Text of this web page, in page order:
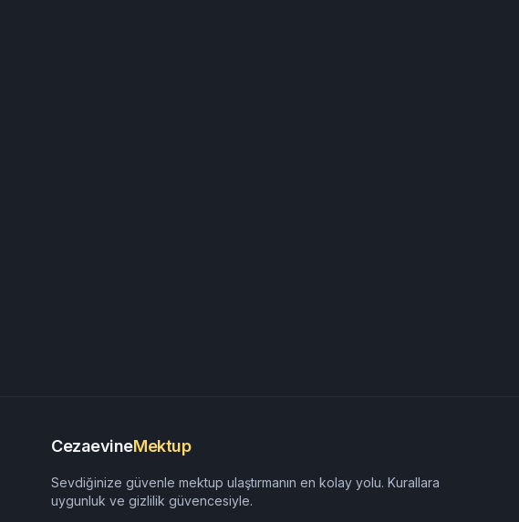
CezaevineMektup
Sevdiğinize güvenle mektup ulaştırmanın en kolay yolu. Kurallara
uygunluk ve gizlilik güvencesiyle.